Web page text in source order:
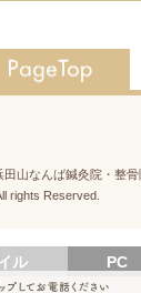
。毎回施術の日
す。
体は私にはとて
向き合う事がいか
えて頂きました。
いは、私の人生に
出会いとなりまし
田山なんば鍼灸院・整骨
rights Reserved.
ル PC